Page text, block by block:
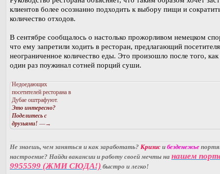
клиентов более осознанно подходить к выбору пищи и
количество отходов.
В сентябре сообщалось о настолько прожорливом немецком
что ему запретили ходить в ресторан, предлагающий
неограниченное количество еды. Это произошло после того, как
один раз поужинал сотней порций суши.
Недоедающих
посетителей ресторана в
Дубае оштрафуют.
Это интересно?
Поделитесь с
друзьями! —→
Не знаешь, чем заняться и как заработать? Кризис и безденежье
настроение? Найди вакансии и работу своей мечты на нашем
9955599 (ЖМИ СЮДА!) быстро и легко!